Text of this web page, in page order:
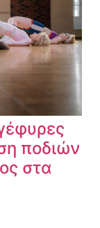
ποδιών
στα